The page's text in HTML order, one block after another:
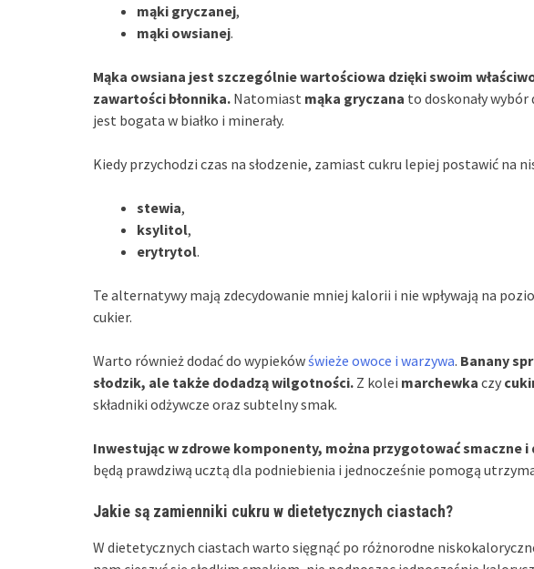
mąki gryczanej,
mąki owsianej.
Mąka owsiana jest szczególnie wartościowa dzięki swoim
zawartości błonnika. Natomiast mąka gryczana to doskonały wybór
jest bogata w białko i minerały.
Kiedy przychodzi czas na słodzenie, zamiast cukru lepiej postawić na
stewia,
ksylitol,
erytrytol.
Te alternatywy mają zdecydowanie mniej kalorii i nie wpływają na
cukier.
Warto również dodać do wypiekówświeże owoce i warzywa. Banany
słodzik, ale także dodadzą wilgotności. Z kolei marchewka czy
składniki odżywcze oraz subtelny smak.
Inwestując w zdrowe komponenty, można przygotować smaczne
będą prawdziwą ucztą dla podniebienia i jednocześnie pomogą
Jakie są zamienniki cukru w dietetycznych ciastach?
W dietetycznych ciastach warto sięgnąć po różnorodne